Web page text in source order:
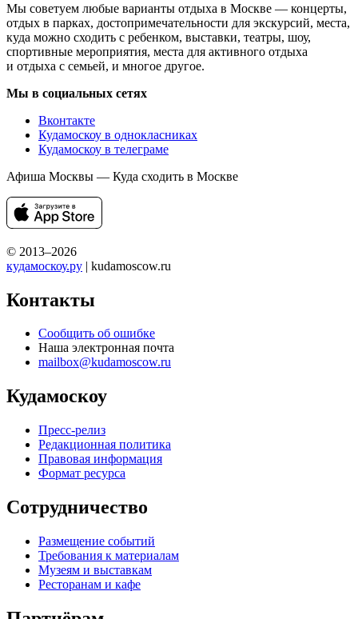
Мы советуем любые варианты отдыха в Москве — концерты,
отдых в парках, достопримечательности для экскурсий, места,
куда можно сходить с ребенком, выставки, театры, шоу,
спортивные мероприятия, места для активного отдыха
и отдыха с семьей, и многое другое.
Мы в социальных сетях
Вконтакте
Кудамоскоу в однокласниках
Кудамоскоу в телеграме
Афиша Москвы — Куда сходить в Москве
© 2013–2026
кудамоскоу.ру | kudamoscow.ru
Контакты
Сообщить об ошибке
Наша электронная почта
mailbox@kudamoscow.ru
Кудамоскоу
Пресс-релиз
Редакционная политика
Правовая информация
Формат ресурса
Сотрудничество
Размещение событий
Требования к материалам
Музеям и выставкам
Ресторанам и кафе